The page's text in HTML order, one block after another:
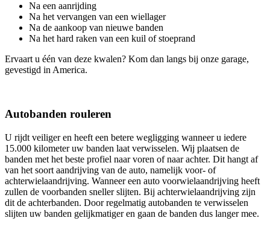
Na een aanrijding
Na het vervangen van een wiellager
Na de aankoop van nieuwe banden
Na het hard raken van een kuil of stoeprand
Ervaart u één van deze kwalen? Kom dan langs bij onze garage,
gevestigd in America.
Autobanden rouleren
U rijdt veiliger en heeft een betere wegligging wanneer u iedere
15.000 kilometer uw banden laat verwisselen. Wij plaatsen de
banden met het beste profiel naar voren of naar achter. Dit hangt af
van het soort aandrijving van de auto, namelijk voor- of
achterwielaandrijving. Wanneer een auto voorwielaandrijving heeft
zullen de voorbanden sneller slijten. Bij achterwielaandrijving zijn
dit de achterbanden. Door regelmatig autobanden te verwisselen
slijten uw banden gelijkmatiger en gaan de banden dus langer mee.